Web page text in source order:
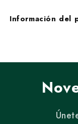
Información del